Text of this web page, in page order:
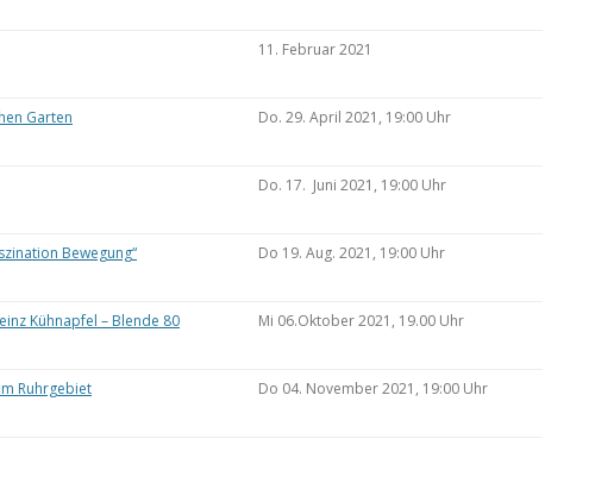
11. Februar 2021
Garten Do. 29. April 2021, 19:00 Uhr
Do. 17. Juni 2021, 19:00 Uhr
Bewegung“ Do 19. Aug. 2021, 19:00 Uhr
Kühnapfel – Blende 80 Mi 06.Oktober 2021, 19.00 Uhr
Ruhrgebiet Do 04. November 2021, 19:00 Uhr